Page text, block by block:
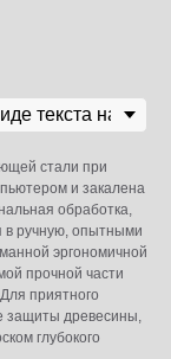
стали при
и закалена
обработка,
в ручную, опытными
эргономичной
прочной части
приятного
защиты древесины,
глубокого